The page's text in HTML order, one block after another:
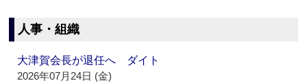
人事・組織
大津賀会長が退任へ ダイト
2026年07月24日 (金)